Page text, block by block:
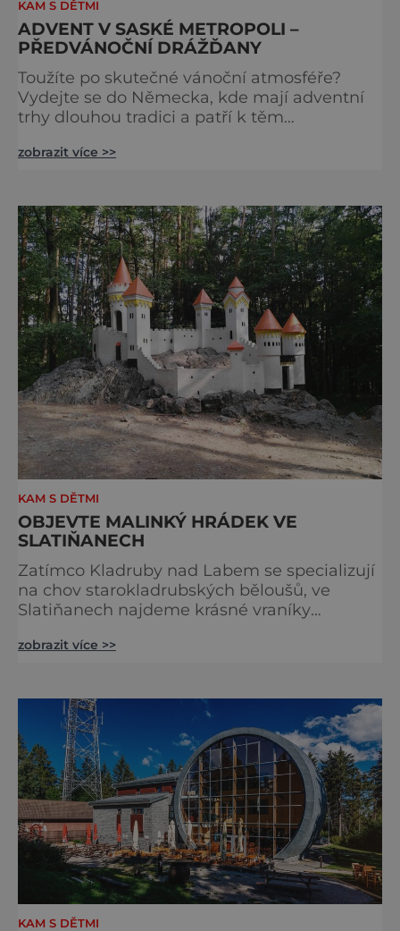
KAM S DĚTMI
ADVENT V SASKÉ METROPOLI –
PŘEDVÁNOČNÍ DRÁŽĎANY
Toužíte po skutečné vánoční atmosféře?
Vydejte se do Německa, kde mají adventní
trhy dlouhou tradici a patří k těm
českým hranicím najdete v Drážďanech –
S norimberským Christkindlesmarktem se
drážďanské vánoční trhy každoročně
přetahují o pozici nejnavštěvovanějších t
zobrazit více >>
KAM S DĚTMI
OBJEVTE MALINKÝ HRÁDEK VE
SLATIŇANECH
Zatímco Kladruby nad Labem se specializují
na chov starokladrubských běloušů, ve
Slatiňanech najdeme krásné vraníky
budově zámku se dozvíte více o chovu
některé exponáty připomínají využití koní ve
vojenství, dopravě, honech či dostizích.
[caption id="attachment_74515
zobrazit více >>
KAM S DĚTMI